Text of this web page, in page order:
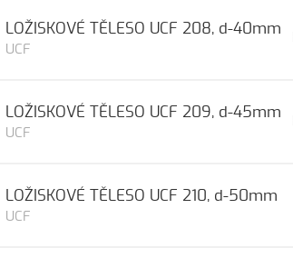
UCF
LOŽISKOVÉ TĚLESO UCF 208, d-40mm
UCF
LOŽISKOVÉ TĚLESO UCF 209, d-45mm
UCF
LOŽISKOVÉ TĚLESO UCF 210, d-50mm